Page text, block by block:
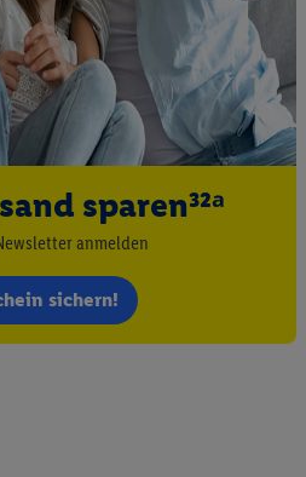
sparen³²ᵃ
anmelden
sichern!